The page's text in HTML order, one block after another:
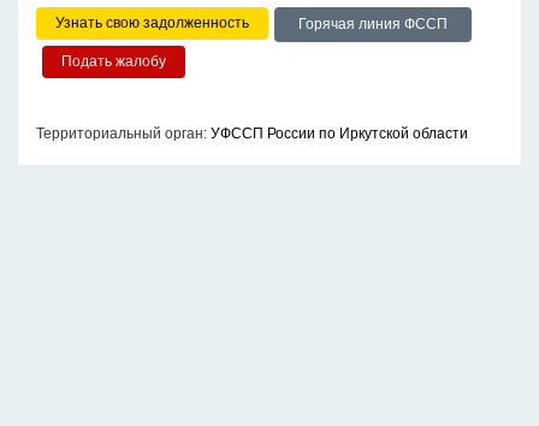
Узнать свою задолженность Горячая линия ФССП
Территориальный орган: УФССП России по Иркутской области